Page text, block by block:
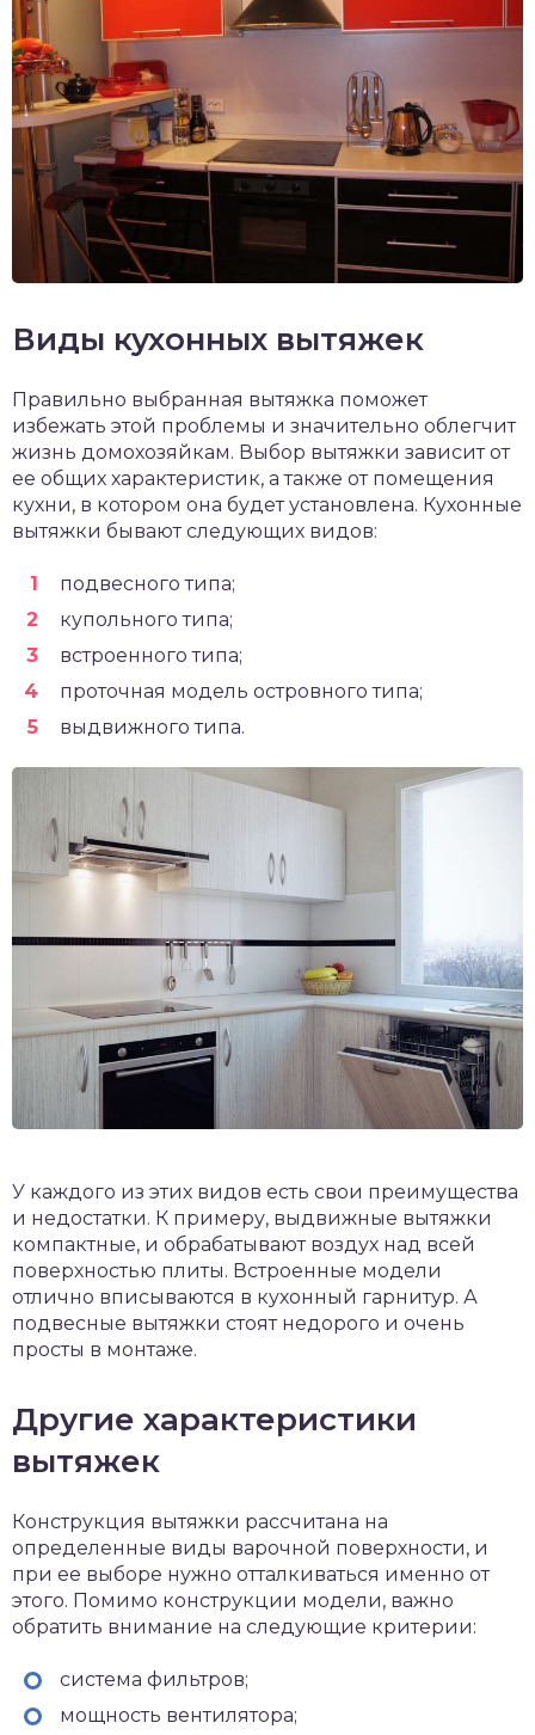
Виды кухонных вытяжек
Правильно выбранная вытяжка поможет
избежать этой проблемы и значительно облегчит
жизнь домохозяйкам. Выбор вытяжки зависит от
ее общих характеристик, а также от помещения
кухни, в котором она будет установлена. Кухонные
вытяжки бывают следующих видов:
подвесного типа;
купольного типа;
встроенного типа;
проточная модель островного типа;
выдвижного типа.
У каждого из этих видов есть свои преимущества
и недостатки. К примеру, выдвижные вытяжки
компактные, и обрабатывают воздух над всей
поверхностью плиты. Встроенные модели
отлично вписываются в кухонный гарнитур. А
подвесные вытяжки стоят недорого и очень
просты в монтаже.
Другие характеристики
вытяжек
Конструкция вытяжки рассчитана на
определенные виды варочной поверхности, и
при ее выборе нужно отталкиваться именно от
этого. Помимо конструкции модели, важно
обратить внимание на следующие критерии:
система фильтров;
мощность вентилятора;